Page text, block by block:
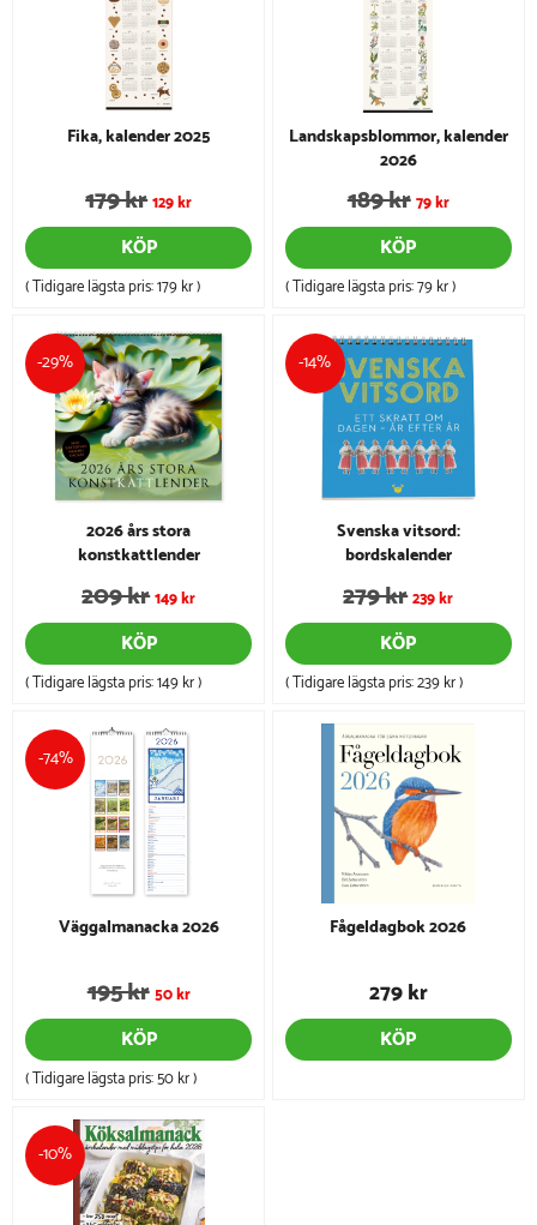
Fika, kalender 2025
179 kr129 kr
KÖP
( Tidigare lägsta pris:179 kr)
Landskapsblommor, kalender
2026
189 kr 79 kr
KÖP
( Tidigare lägsta pris:79 kr)
-29%
2026 års stora
konstkattlender
209 kr149 kr
KÖP
( Tidigare lägsta pris:149 kr)
-14%
Svenska vitsord:
bordskalender
279 kr239 kr
KÖP
( Tidigare lägsta pris:239 kr)
-74%
Väggalmanacka 2026
195 kr 50 kr
KÖP
( Tidigare lägsta pris:50 kr)
Fågeldagbok 2026
279 kr
KÖP
-10%